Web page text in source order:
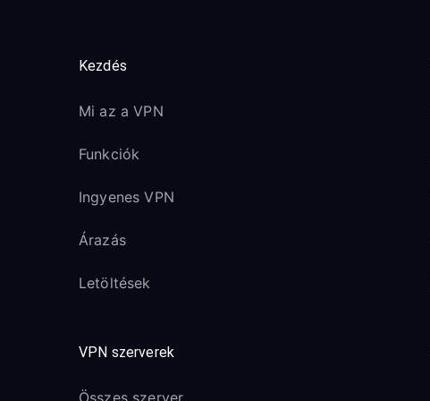
Kezdés
Mi az a VPN
Funkciók
Ingyenes VPN
Árazás
Letöltések
VPN szerverek
Összes szerver